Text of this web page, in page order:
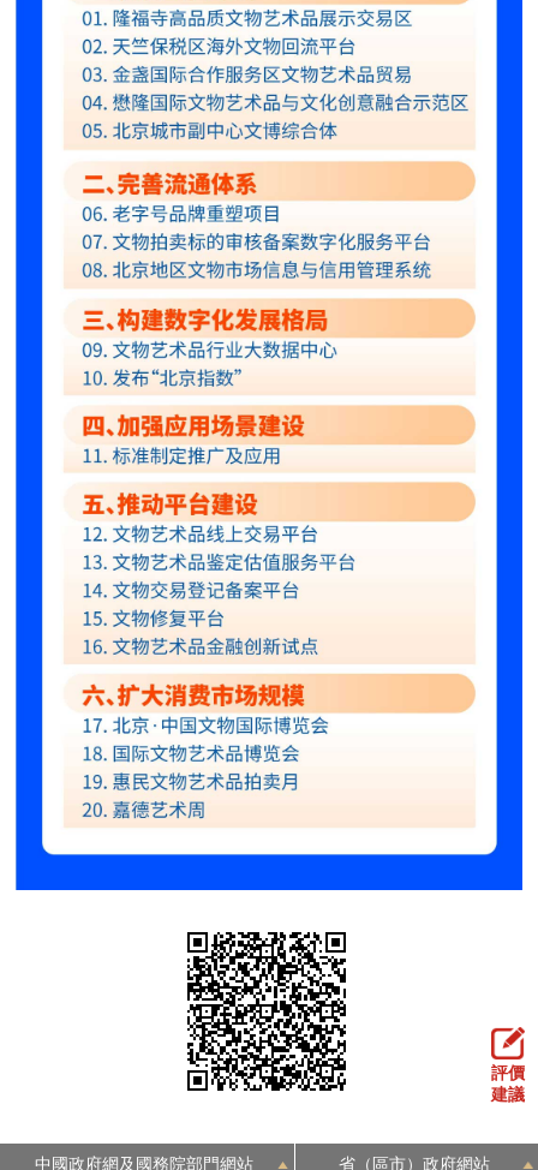
評價
建議
中國政府網及國務院部門網站 省（區市）政府網站